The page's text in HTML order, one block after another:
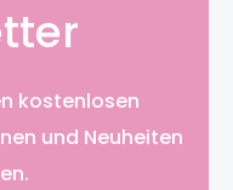
kostenlosen
und Neuheiten